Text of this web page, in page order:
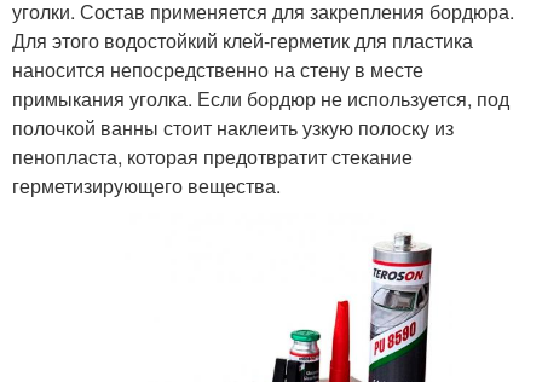
уголки. Состав применяется для закрепления бордюра.
Для этого водостойкий клей-герметик для пластика
наносится непосредственно на стену в месте
примыкания уголка. Если бордюр не используется, под
полочкой ванны стоит наклеить узкую полоску из
пенопласта, которая предотвратит стекание
герметизирующего вещества.